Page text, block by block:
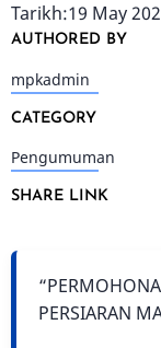
Tarikh:19 May
AUTHORED BY
mpkadmin
CATEGORY
Pengumuman
SHARE LINK
PERSIARAN